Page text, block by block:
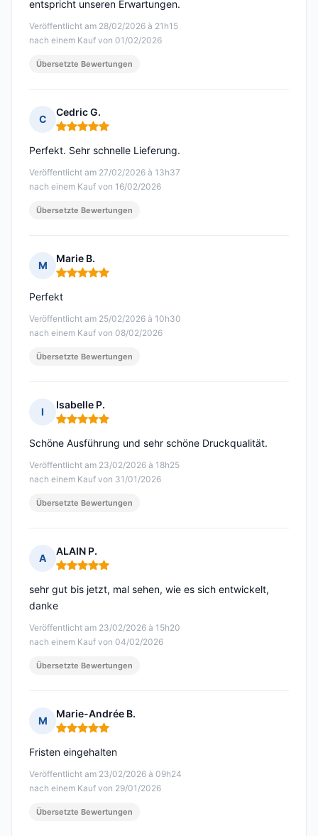
Veröffentlicht am 28/02/2026 à 21h15
nach einem Kauf von 01/02/2026
entspricht unseren Erwartungen.
Übersetzte Bewertungen
C
Cedric G.
Hinweis: 5 von 5
Veröffentlicht am 27/02/2026 à 13h37
nach einem Kauf von 16/02/2026
Perfekt. Sehr schnelle Lieferung.
Übersetzte Bewertungen
M
Marie B.
Hinweis: 5 von 5
Veröffentlicht am 25/02/2026 à 10h30
nach einem Kauf von 08/02/2026
Perfekt
Übersetzte Bewertungen
I
Isabelle P.
Hinweis: 5 von 5
Veröffentlicht am 23/02/2026 à 18h25
nach einem Kauf von 31/01/2026
Schöne Ausführung und sehr schöne Druckqualität.
Übersetzte Bewertungen
A
ALAIN P.
Hinweis: 5 von 5
Veröffentlicht am 23/02/2026 à 15h20
nach einem Kauf von 04/02/2026
sehr gut bis jetzt, mal sehen, wie es sich entwickelt,
danke
Übersetzte Bewertungen
M
Marie-Andrée B.
Hinweis: 5 von 5
Veröffentlicht am 23/02/2026 à 09h24
nach einem Kauf von 29/01/2026
Fristen eingehalten
Übersetzte Bewertungen